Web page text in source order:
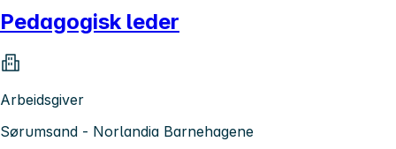
Pedagogisk leder
Arbeidsgiver
Sørumsand - Norlandia Barnehagene